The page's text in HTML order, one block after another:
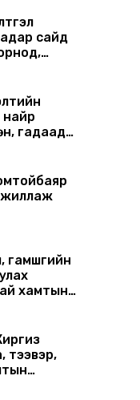
сайд
ажиллав
гадаад
гамшгийн
хамтын
тээвэр,